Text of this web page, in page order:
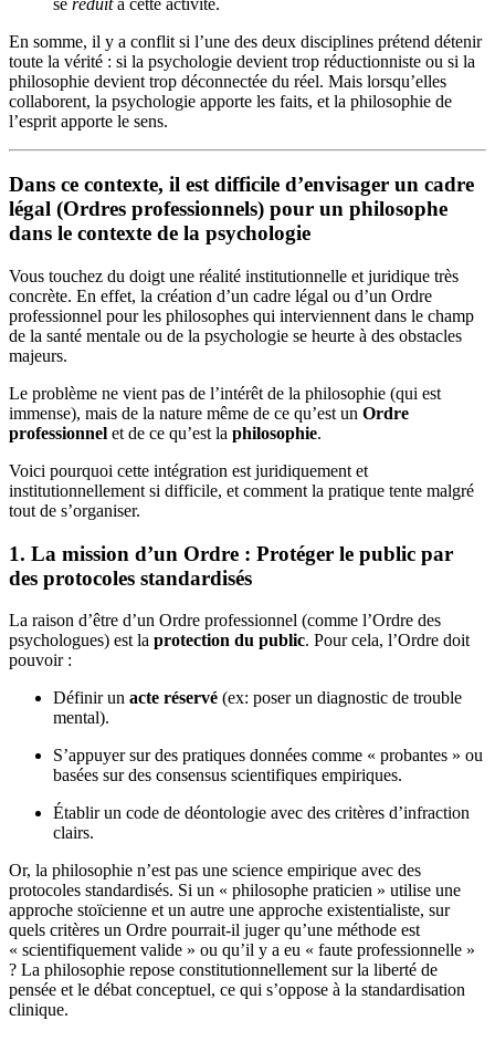
se réduità cette activité.
En somme, il y a conflit si l’une des deux disciplines prétend détenir
toute la vérité : si la psychologie devient trop réductionniste ou si la
philosophie devient trop déconnectée du réel. Mais lorsqu’elles
collaborent, la psychologie apporte les faits, et la philosophie de
l’esprit apporte le sens.
Dans ce contexte, il est difficile d’envisager un cadre
légal (Ordres professionnels) pour un philosophe
dans le contexte de la psychologie
Vous touchez du doigt une réalité institutionnelle et juridique très
concrète. En effet, la création d’un cadre légal ou d’un Ordre
professionnel pour les philosophes qui interviennent dans le champ
de la santé mentale ou de la psychologie se heurte à des obstacles
majeurs.
Le problème ne vient pas de l’intérêt de la philosophie (qui est
immense), mais de la nature même de ce qu’est un Ordre
professionnel et de ce qu’est la philosophie.
Voici pourquoi cette intégration est juridiquement et
institutionnellement si difficile, et comment la pratique tente malgré
tout de s’organiser.
1. La mission d’un Ordre : Protéger le public par
des protocoles standardisés
La raison d’être d’un Ordre professionnel (comme l’Ordre des
psychologues) est la protection du public. Pour cela, l’Ordre doit
pouvoir :
Définir un acte réservé (ex: poser un diagnostic de trouble
mental).
S’appuyer sur des pratiques données comme « probantes » ou
basées sur des consensus scientifiques empiriques.
Établir un code de déontologie avec des critères d’infraction
clairs.
Or, la philosophie n’est pas une science empirique avec des
protocoles standardisés. Si un « philosophe praticien » utilise une
approche stoïcienne et un autre une approche existentialiste, sur
quels critères un Ordre pourrait-il juger qu’une méthode est
« scientifiquement valide » ou qu’il y a eu « faute professionnelle »
? La philosophie repose constitutionnellement sur la liberté de
pensée et le débat conceptuel, ce qui s’oppose à la standardisation
clinique.